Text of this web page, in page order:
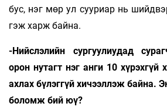
бус, нэг мөр ул сууриар нь
гэж харж байна.
-Нийслэлийн сургуулиудад
орон нутагт нэг анги 10 хүрэхгүй
ахлах бүлэггүй хичээллэж байна.
боломж бий юү?